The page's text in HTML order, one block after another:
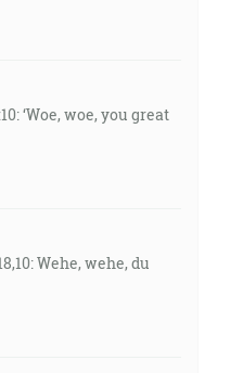
‘Woe, woe, you great
Wehe, wehe, du